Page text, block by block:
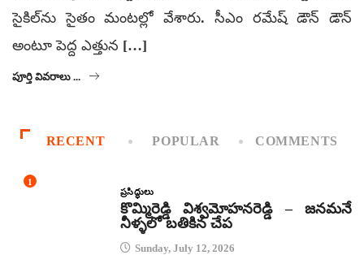
సైకిల్‌ను సైతం మంటల్లో వేశారు. సీఎం రమేష్ డౌన్ డౌన్
అంటూ పెద్ద ఎత్తున […]
పూర్తి వివరాలు ...
RECENT POPULAR COMMENTS
1
ప్రసిద్ధులు
కొమ్మిరెడ్డి విశ్వమోహనరెడ్డి – జనమనే
నీళ్ళలో బతికిన చేప
Sunday, July 12, 2026